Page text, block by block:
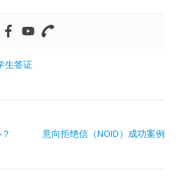
生签证
意向拒绝信（NOID）成功案例